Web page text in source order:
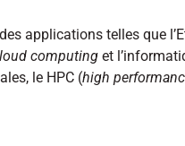
applications telles que
computing et
le HPC (high